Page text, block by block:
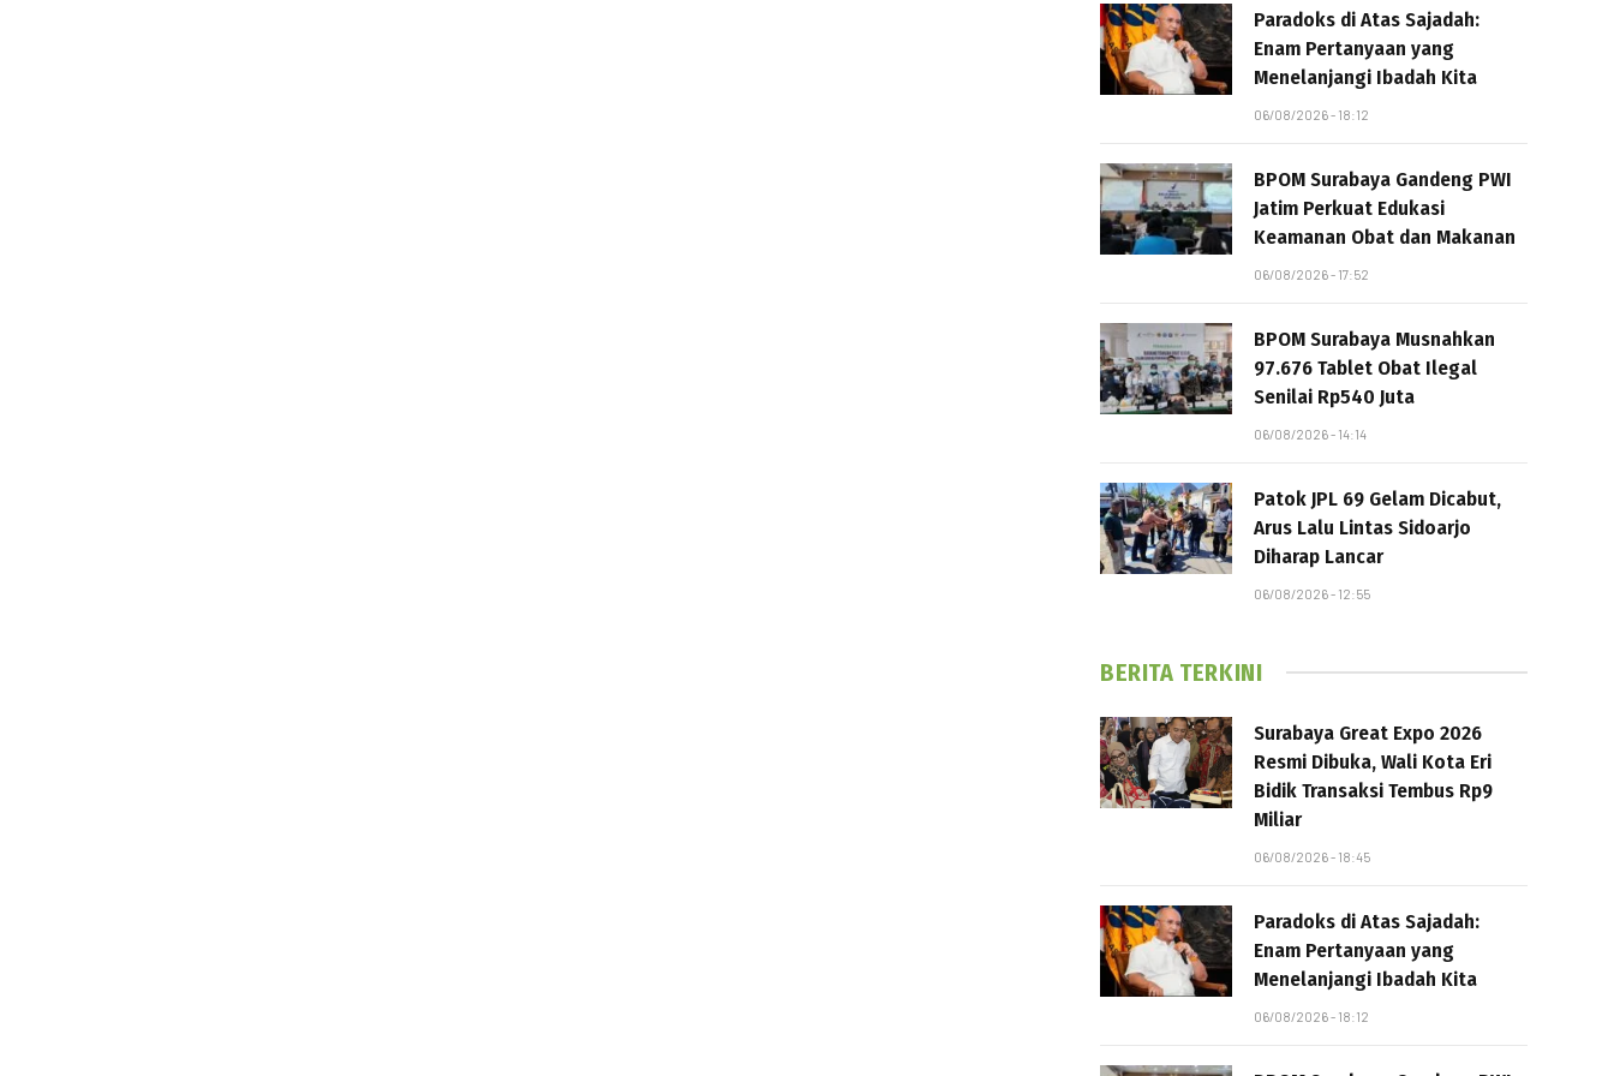
Paradoks di Atas Sajadah:
Enam Pertanyaan yang
Menelanjangi Ibadah Kita
06/08/2026 - 18:12
BPOM Surabaya Gandeng PWI
Jatim Perkuat Edukasi
Keamanan Obat dan Makanan
06/08/2026 - 17:52
BPOM Surabaya Musnahkan
97.676 Tablet Obat Ilegal
Senilai Rp540 Juta
06/08/2026 - 14:14
Patok JPL 69 Gelam Dicabut,
Arus Lalu Lintas Sidoarjo
Diharap Lancar
06/08/2026 - 12:55
BERITA TERKINI
Surabaya Great Expo 2026
Resmi Dibuka, Wali Kota Eri
Bidik Transaksi Tembus Rp9
Miliar
06/08/2026 - 18:45
Paradoks di Atas Sajadah:
Enam Pertanyaan yang
Menelanjangi Ibadah Kita
06/08/2026 - 18:12